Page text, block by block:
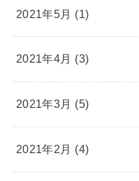
2021年5月 (1)
2021年4月 (3)
2021年3月 (5)
2021年2月 (4)